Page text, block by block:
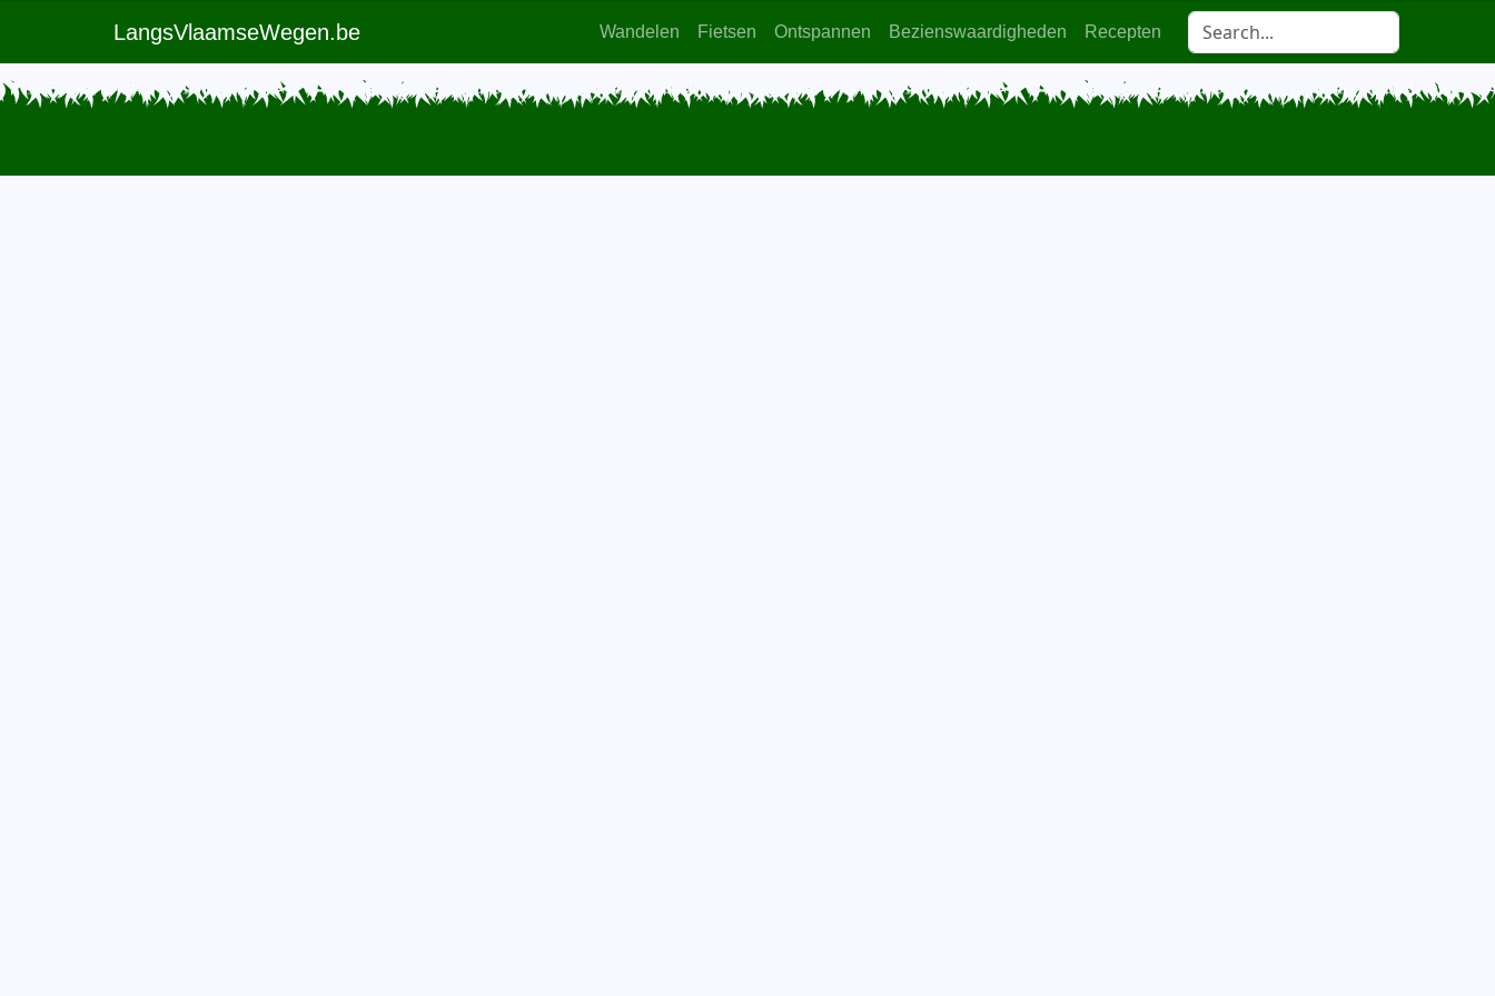
LangsVlaamseWegen.be Wandelen Fietsen Ontspannen Bezienswaardigheden Recepten